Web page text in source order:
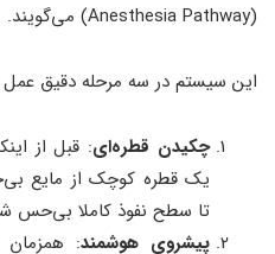
(Anesthesia Pathway) می‌گویند.
این سیستم در سه مرحله دقیق
چکیدن قطره‌ای: قبل از
یک قطره کوچک از مایع
تا سطح نفوذ کاملا بی‌حس
پیشروی هوشمند: همزمان